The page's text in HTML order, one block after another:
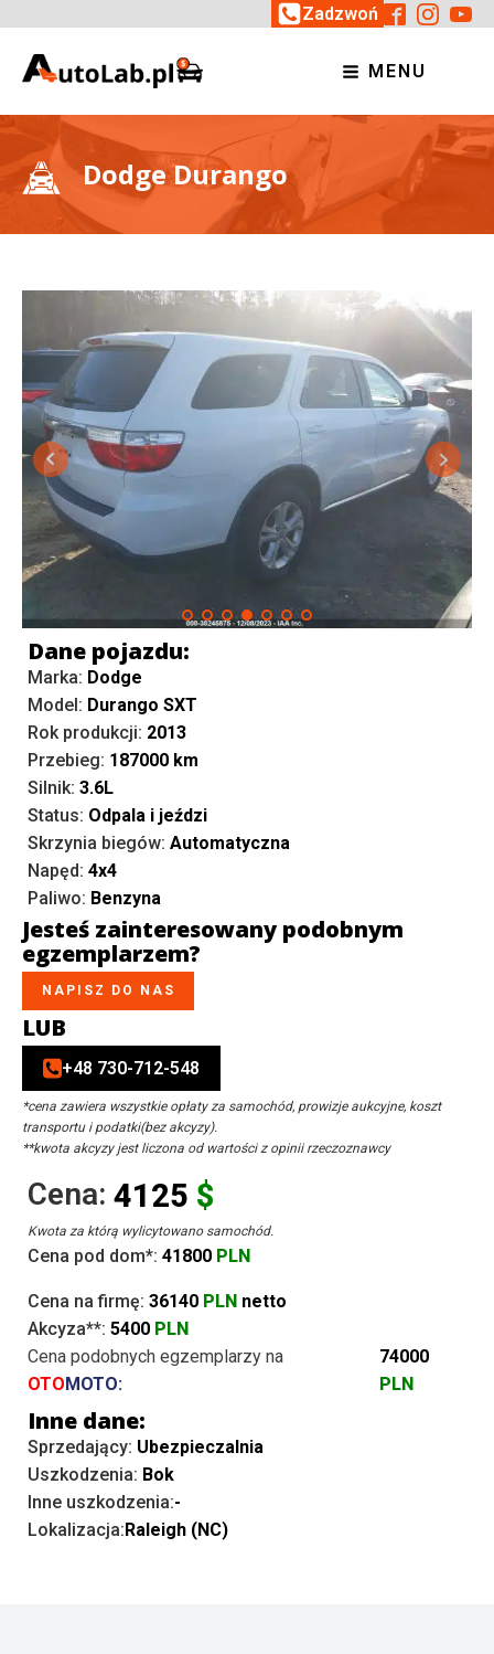
Zadzwoń
MENU
Dodge Durango
Dane pojazdu:
Marka: Dodge
Model: Durango SXT
Rok produkcji: 2013
Przebieg: 187000 km
Silnik: 3.6L
Status: Odpala i jeździ
Skrzynia biegów: Automatyczna
Napęd: 4x4
Paliwo: Benzyna
Jesteś zainteresowany podobnym
egzemplarzem?
NAPISZ DO NAS
LUB
+48 730-712-548
*cena zawiera wszystkie opłaty za samochód, prowizje aukcyjne, koszt
transportu i podatki(bez akcyzy).
**kwota akcyzy jest liczona od wartości z opinii rzeczoznawcy
Cena: 4125 $
Kwota za którą wylicytowano samochód.
Cena pod dom*: 41800 PLN
Cena na firmę: 36140 PLN netto
Akcyza**: 5400 PLN
Cena podobnych egzemplarzy na
OTO MOTO:
74000
PLN
Inne dane:
Sprzedający: Ubezpieczalnia
Uszkodzenia: Bok
Inne uszkodzenia:-
Lokalizacja: Raleigh (NC)